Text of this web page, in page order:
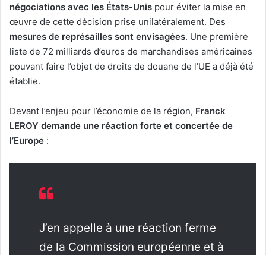
négociations avec les États-Unis pour éviter la mise en
œuvre de cette décision prise unilatéralement. Des
mesures de représailles sont envisagées. Une première
liste de 72 milliards d’euros de marchandises américaines
pouvant faire l’objet de droits de douane de l’UE a déjà été
établie.
Devant l’enjeu pour l’économie de la région, Franck
LEROY demande une réaction forte et concertée de
l’Europe :
J’en appelle à une réaction ferme
de la Commission européenne et à